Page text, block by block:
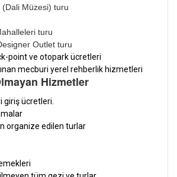
Müzesi) turu
turu
Outlet turu
point ve otopark ücretleri
mecburi yerel rehberlik hizmetleri
Hizmetler
giriş ücretleri.
organize edilen turlar